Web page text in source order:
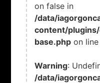
on false in
/data/
content/
base.php on line
Warning:
/data/